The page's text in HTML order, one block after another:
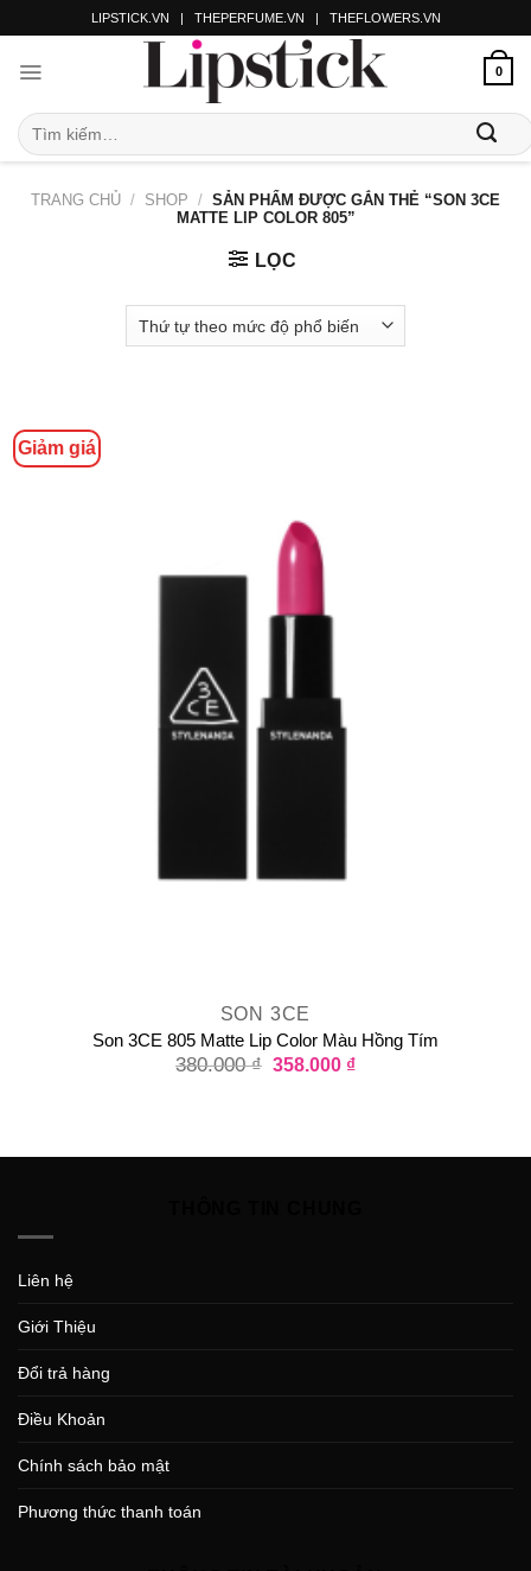
LIPSTICK.VN | THEPERFUME.VN | THEFLOWERS.VN
0
TRANG CHỦ / SHOP / SẢN PHẨM ĐƯỢC GẮN THẺ “SON 3CE
MATTE LIP COLOR 805”
LỌC
Giảm giá
SON 3CE
Son 3CE 805 Matte Lip Color Màu Hồng Tím
380.000₫ 358.000 ₫
Liên hệ
Giới Thiệu
Đổi trả hàng
Điều Khoản
Chính sách bảo mật
Phương thức thanh toán